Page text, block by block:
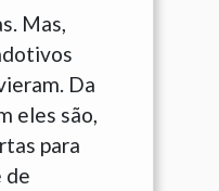
Mas,
Da
eles são,
para
de